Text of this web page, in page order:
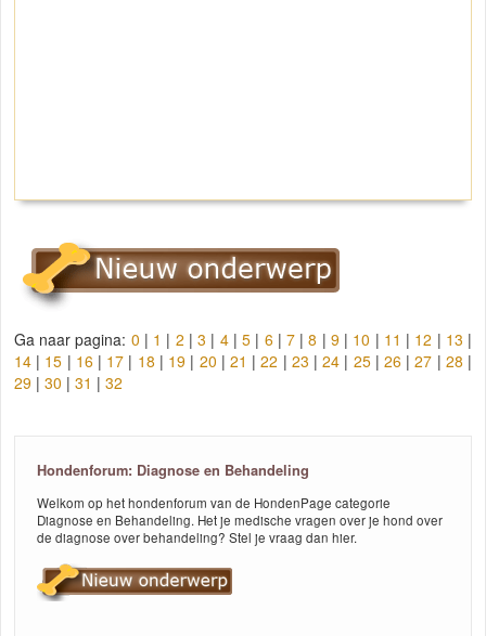
Ga naar pagina: 0 | 1 | 2 |3 | 4|5 | 6 | 7|8 | 9 | 10 | 11 | 12 | 13 |
14 | 15 | 16 | 17 | 18 | 19 | 20 | 21 |22 | 23 |24 | 25|26 |27 | 28 |
29 | 30 | 31 | 32
Hondenforum: Diagnose en Behandeling
Welkom op het hondenforum van de HondenPage categorie
Diagnose en Behandeling. Het je medische vragen over je hond over
de diagnose over behandeling? Stel je vraag dan hier.